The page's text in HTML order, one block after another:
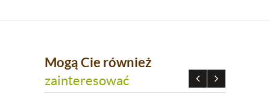
Mogą Cie również
zainteresować